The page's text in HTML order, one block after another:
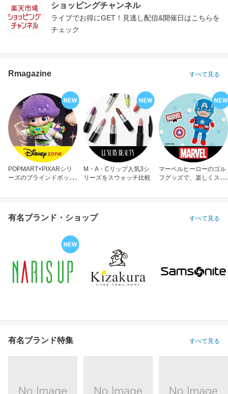
ショッピングチャンネル
ライブでお得にGET！見逃し配信&開催日はこちらを
チェック
Rmagazine すべて見る
POPMART×PIXARシリ
ーズのブラインドボック
M・A・Cリップ人気3シ
リーズをスウォッチ比較
マーベルヒーローのゴル
フグッズで、楽しくスコ
有名ブランド・ショップ すべて見る
有名ブランド特集 すべて見る